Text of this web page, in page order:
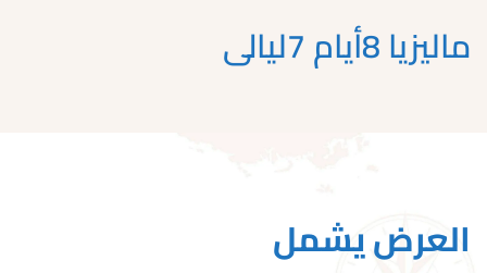
ماليزيا 8أيام 7ليالى
العرض يشمل